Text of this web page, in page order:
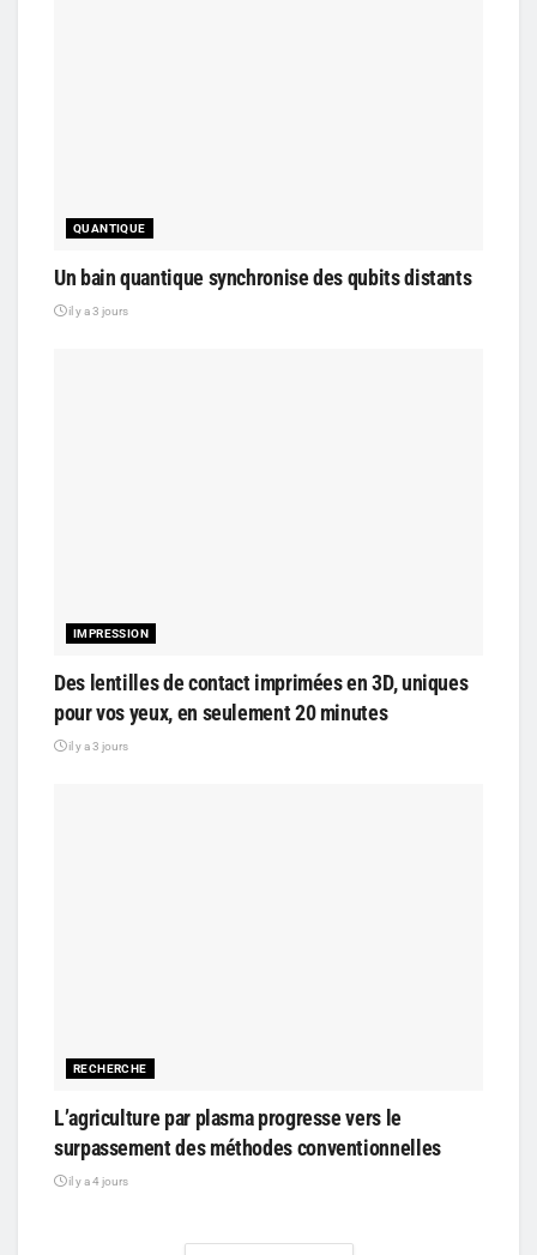
QUANTIQUE
Un bain quantique synchronise des qubits distants
il y a 3 jours
IMPRESSION
Des lentilles de contact imprimées en 3D, uniques
pour vos yeux, en seulement 20 minutes
il y a 3 jours
RECHERCHE
L’agriculture par plasma progresse vers le
surpassement des méthodes conventionnelles
il y a 4 jours